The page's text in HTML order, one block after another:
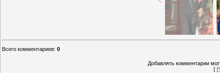
Всего комментариев: 0
Добавлять комментарии
[